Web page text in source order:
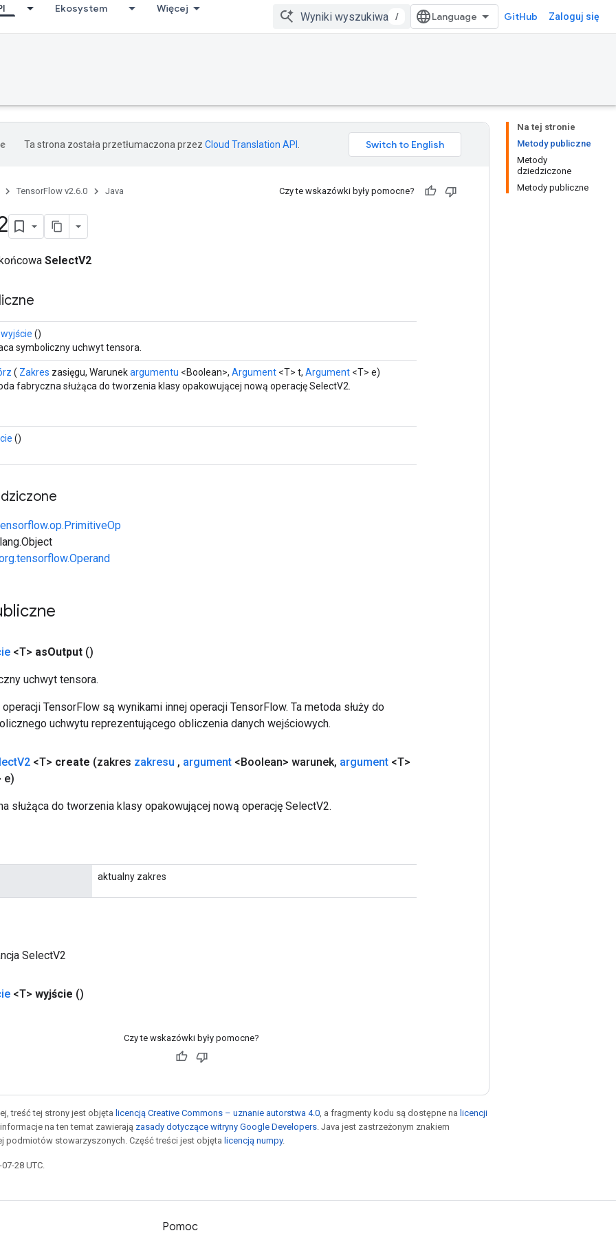
Ekosystem Więcej
/ GitHub Zaloguj się
Na tej stronie
Metody publiczne
Metody
dziedziczone
Metody publiczne
Ta strona została przetłumaczona przez Cloud Translation API
TensorFlow v2.6.0 Java Czy te wskazówki były pomocne?
SelectV2
()
symboliczny uchwyt tensora.
( Zakres zasięgu, Warunekargumentu <Boolean>, Argument <T> t, Argument <T> e)
fabryczna służąca do tworzenia klasy opakowującej nową operację SelectV2.
()
<T> asOutput ()
uchwyt tensora.
TensorFlow są wynikami innej operacji TensorFlow. Ta metoda służy do
uchwytu reprezentującego obliczenia danych wejściowych.
V2 <T> create (zakres zakresu , argument <Boolean> warunek, argument <T>
e)
służąca do tworzenia klasy opakowującej nową operację SelectV2.
aktualny zakres
SelectV2
<T> wyjście ()
Czy te wskazówki były pomocne?
treść tej strony jest objęta licencją Creative Commons – uznanie autorstwa 4.0 , a fragmenty kodu są dostępne na licencji
informacje na ten temat zawierają zasady dotyczące witryny Google Developers . Java jest zastrzeżonym znakiem
podmiotów stowarzyszonych. Część treści jest objęta licencją numpy.
28 UTC.
Pomoc